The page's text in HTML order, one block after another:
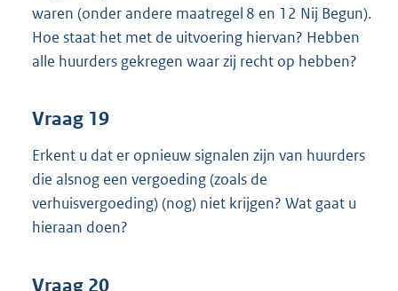
waren (onder andere maatregel 8 en 12 Nij Begun).
Hoe staat het met de uitvoering hiervan? Hebben
alle huurders gekregen waar zij recht op hebben?
Vraag 19
Erkent u dat er opnieuw signalen zijn van huurders
die alsnog een vergoeding (zoals de
verhuisvergoeding) (nog) niet krijgen? Wat gaat u
hieraan doen?
Vraag 20